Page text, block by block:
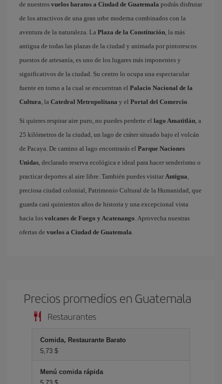
de nuestros vuelos baratos a Ciudad de Guatemala podrás disfrutar
de los atractivos de una gran urbe moderna combinados con la
aventura de la naturaleza. La Plaza de la Constitución, la más
antigua de todas las plazas de la ciudad y animada por pintorescos
puestos de artesanía, es uno de los lugares más imponentes y
significativos de la ciudad. Su centro lo ocupa una espectacular
fuente en torno a la cual se encuentran el Palacio Nacional de la
Cultura, la Catedral Metropolitana y el Portal del Comercio.
Si quieres respirar aire puro, no puedes perderte el lago Amatitlán, a
25 kilómetros de la ciudad, un lago de cráter situado bajo el volcán
de Pacaya. De camino al lago encontrarás el Parque Naciones
Unidas, declarado reserva ecológica e ideal para hacer senderismo o
practicar deportes al aire libre. También puedes visitar Antigua,
preciosa ciudad colonial, Patrimonio Cultural de la Humanidad, que
guarda casi quinientos años de historia y una excepcional vista
hacia los volcanes de Fuego y Acatenango. Aprovecha nuestras
ofertas de vuelos a Ciudad de Guatemala.
Precios promedios en Guatemala
Restaurantes
Comida, Restaurante Barato
5,73 $
Menú comida rápida